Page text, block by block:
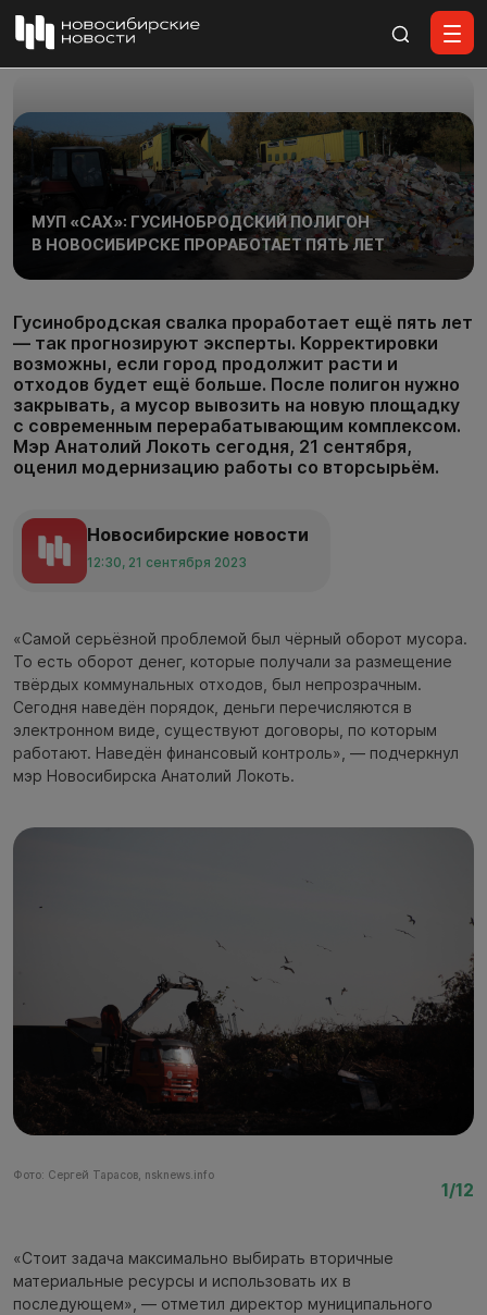
МУП «САХ»: ГУСИНОБРОДСКИЙ ПОЛИГОН
В НОВОСИБИРСКЕ ПРОРАБОТАЕТ ПЯТЬ ЛЕТ
Гусинобродская свалка проработает ещё пять лет
— так прогнозируют эксперты. Корректировки
возможны, если город продолжит расти и
отходов будет ещё больше. После полигон нужно
закрывать, а мусор вывозить на новую площадку
с современным перерабатывающим комплексом.
Мэр Анатолий Локоть сегодня, 21 сентября,
оценил модернизацию работы со вторсырьём.
Новосибирские новости
12:30, 21 сентября 2023
«Самой серьёзной проблемой был чёрный оборот мусора.
То есть оборот денег, которые получали за размещение
твёрдых коммунальных отходов, был непрозрачным.
Сегодня наведён порядок, деньги перечисляются в
электронном виде, существуют договоры, по которым
работают. Наведён финансовый контроль», — подчеркнул
мэр Новосибирска Анатолий Локоть.
Фото: Сергей Тарасов, nsknews.info
1/12
«Стоит задача максимально выбирать вторичные
материальные ресурсы и использовать их в
последующем», — отметил директор муниципального